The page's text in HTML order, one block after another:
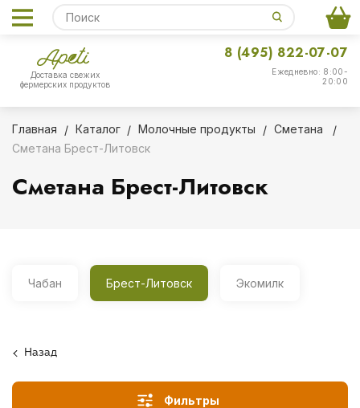
Доставка свежих
фермерских продуктов
Ежедневно: 8:00-
20:00
8 (495) 822-07-07
Главная Каталог Молочные продукты
Сметана
Сметана Брест-Литовск
Сметана Брест-Литовск
Чабан Брест-Литовск Экомилк
Назад
Фильтры